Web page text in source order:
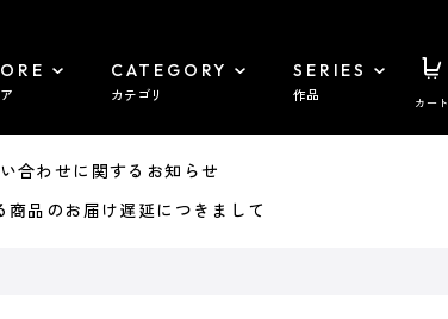
CATEGORY
カテゴリ
SERIES
作品 カート
わせに関するお知らせ
品のお届け遅延につきまして